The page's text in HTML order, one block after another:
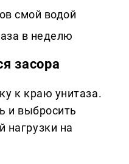
смой водой
в неделю
засора
к краю унитаза.
и выбросить
нагрузки на